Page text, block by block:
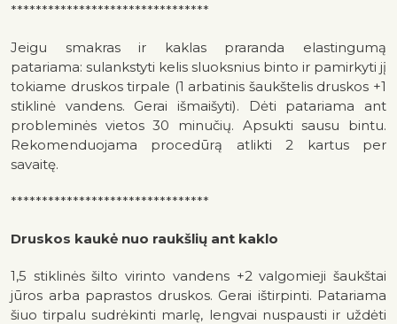
********************************
Jeigu smakras ir kaklas praranda elastingumą
patariama: sulankstyti kelis sluoksnius binto ir pamirkyti jį
tokiame druskos tirpale (1 arbatinis šaukštelis druskos +1
stiklinė vandens. Gerai išmaišyti). Dėti patariama ant
probleminės vietos 30 minučių. Apsukti sausu bintu.
Rekomenduojama procedūrą atlikti 2 kartus per
savaitę.
********************************
Druskos kaukė nuo raukšlių ant kaklo
1,5 stiklinės šilto virinto vandens +2 valgomieji šaukštai
jūros arba paprastos druskos. Gerai ištirpinti. Patariama
šiuo tirpalu sudrėkinti marlę, lengvai nuspausti ir uždėti